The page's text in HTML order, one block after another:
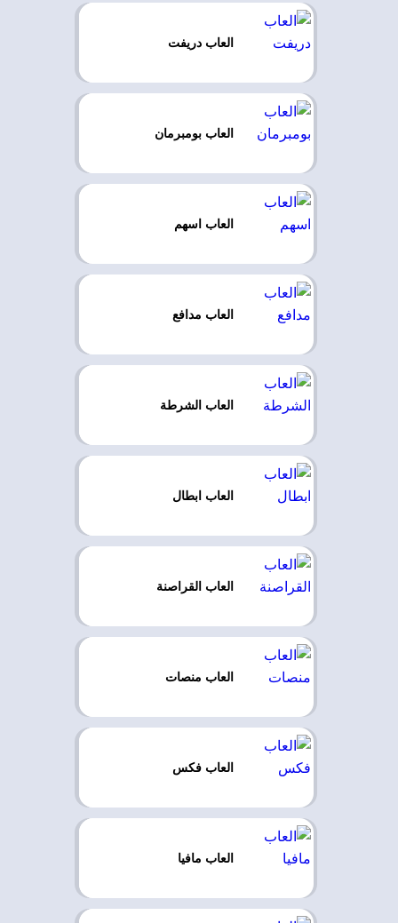
العاب دريفت
العاب بومبرمان
العاب اسهم
العاب مدافع
العاب الشرطة
العاب ابطال
العاب القراصنة
العاب منصات
العاب فكس
العاب مافيا